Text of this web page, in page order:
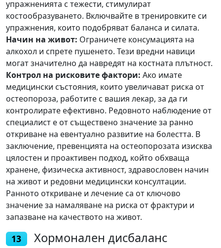
упражненията с тежести, стимулират
костообразуването. Включвайте в тренировките си
упражнения, които подобряват баланса и силата.
Начин на живот: Ограничете консумацията на
алкохол и спрете пушенето. Тези вредни навици
могат значително да навредят на костната плътност.
Контрол на рисковите фактори: Ако имате
медицински състояния, които увеличават риска от
остеопороза, работите с вашия лекар, за да ги
контролирате ефективно. Редовното наблюдение от
специалист е от съществено значение за ранно
откриване на евентуално развитие на болестта. В
заключение, превенцията на остеопорозата изисква
цялостен и проактивен подход, който обхваща
хранене, физическа активност, здравословен начин
на живот и редовни медицински консултации.
Ранното откриване и лечение са от ключово
значение за намаляване на риска от фрактури и
запазване на качеството на живот.
13 Хормонален дисбаланс